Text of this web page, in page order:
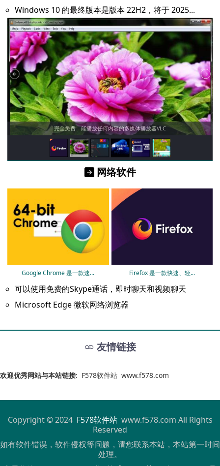
Windows 10 的最终版本是版本 22H2，将于 2025...
完全免费 能播放任何内容的多媒体播放器VLC
网络软件
Google Chrome 是一款速... Firefox 是一款快速、轻...
可以使用免费的Skype通话，即时聊天和视频聊天
Microsoft Edge 微软网络浏览器
友情链接
欢迎优秀网站与本站链接: F578软件站 www.f578.com
Copyright © 2024 F578软件站www.f578.com All Rights
Reserved
如有软件错误，软件侵权等问题，请您联系本站，本站第一时间
处理。